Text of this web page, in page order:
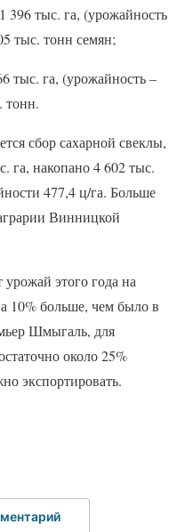
396 тыс. га, (урожайность
тыс. тонн семян;
тыс. га, (урожайность –
тонн.
сбор сахарной свеклы,
га, накопано 4 602 тыс.
477,4 ц/га. Больше
Винницкой
этого года на
10% больше, чем было в
Шмыгаль, для
около 25%
экспортировать.